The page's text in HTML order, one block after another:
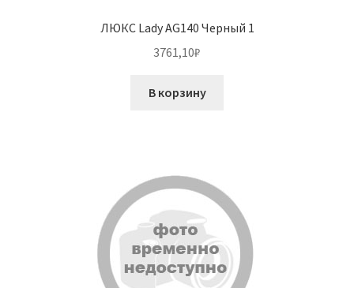
ЛЮКС Lady AG140 Черный 1
3761,10₽
В корзину